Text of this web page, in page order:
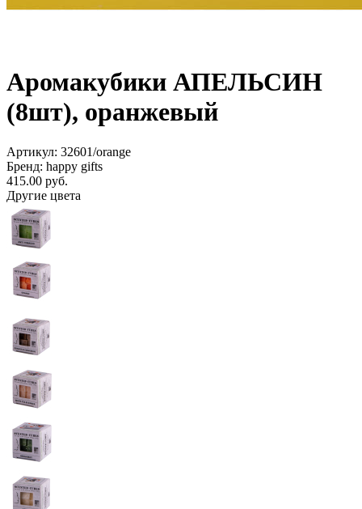
Аромакубики АПЕЛЬСИН
(8шт), оранжевый
Артикул: 32601/orange
Бренд: happy gifts
415.00 руб.
Другие цвета